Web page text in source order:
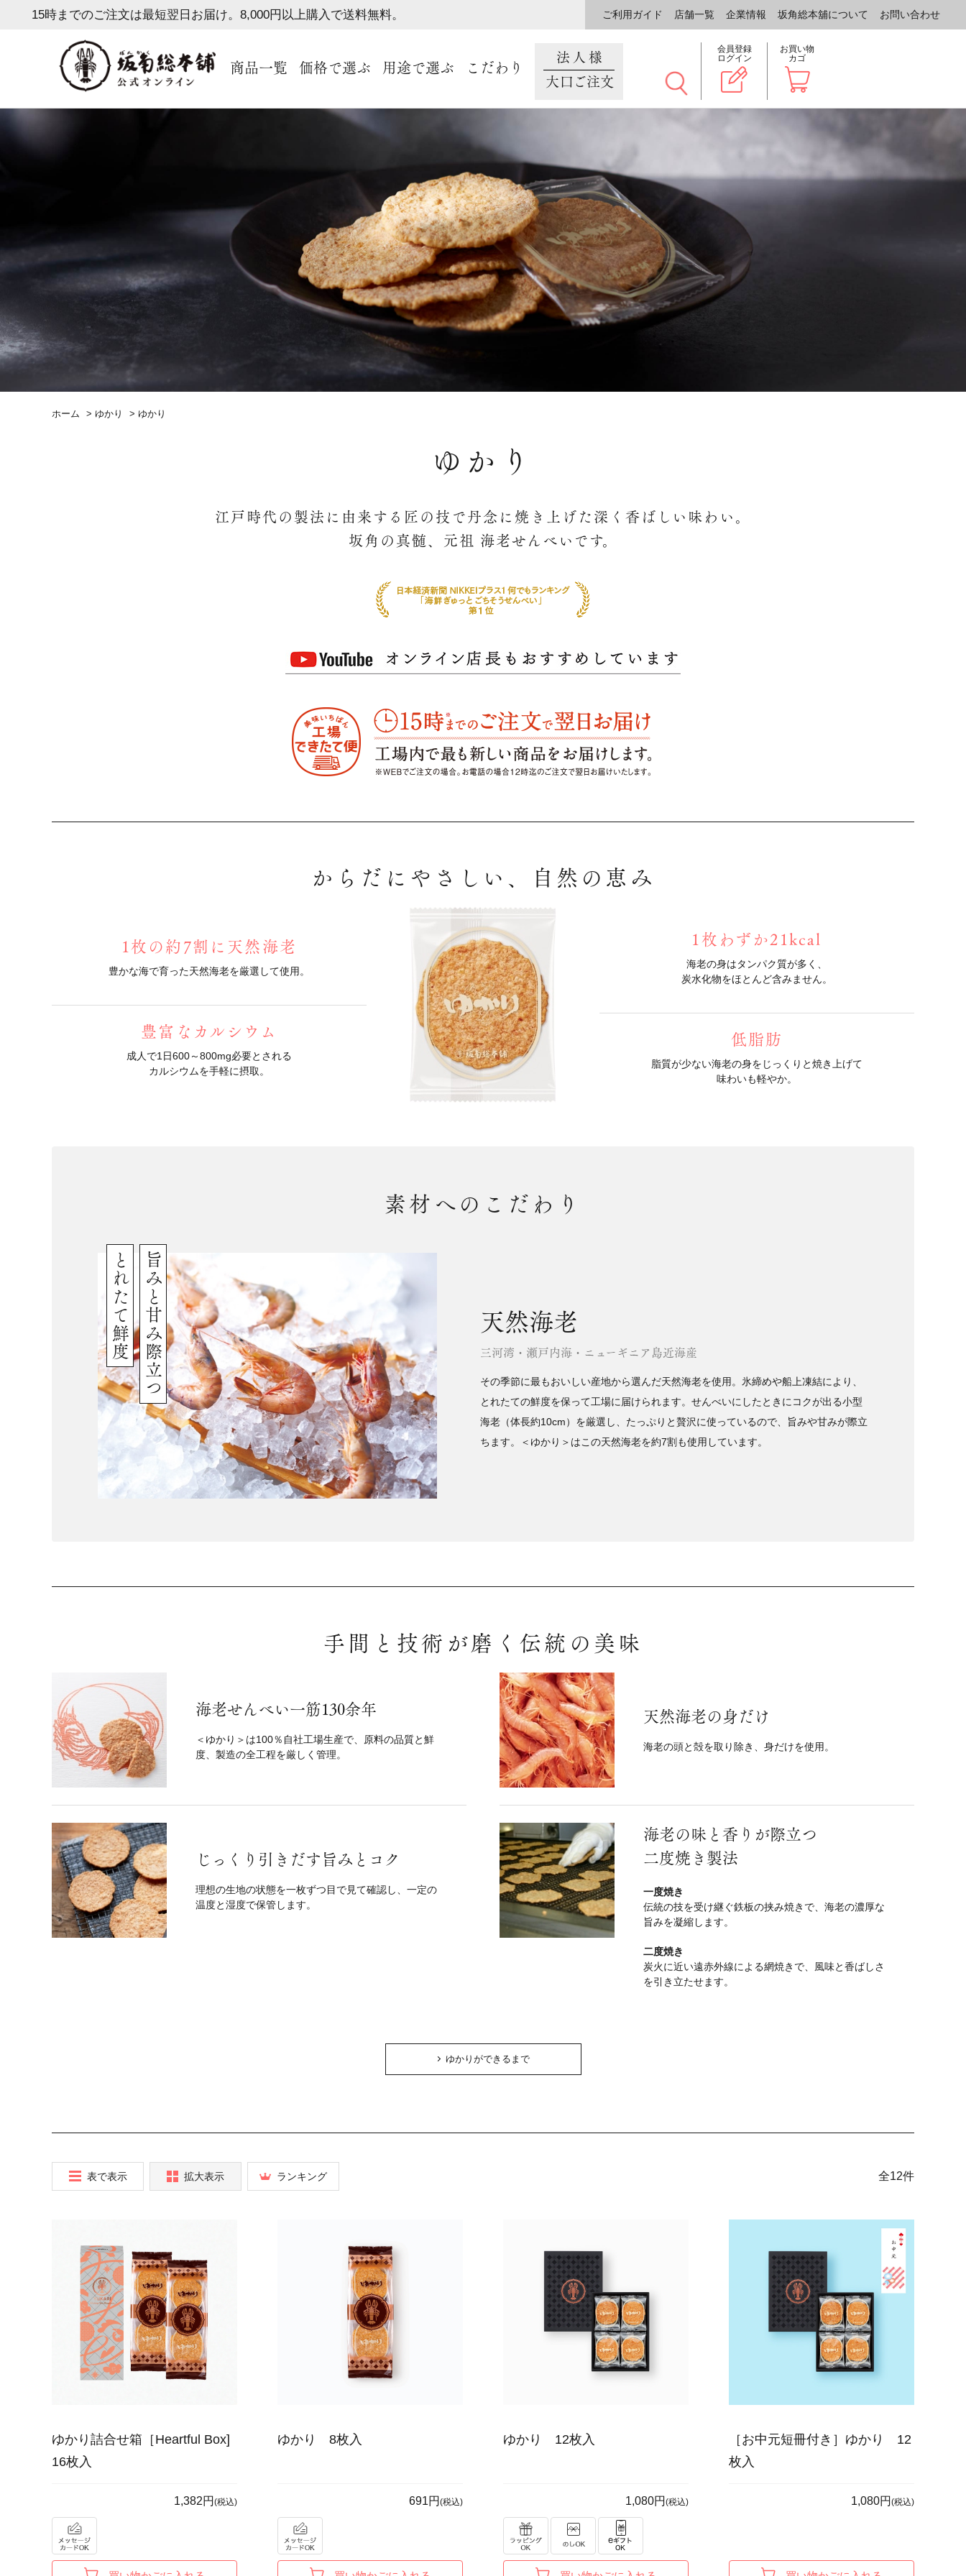
15時までのご注文は最短翌日お届け。8,000円以上購入で送料無料。 ご利用ガイド 店舗一覧 企業情報 坂角総本舖について お問い合わせ
商品一覧 価格で選ぶ 用途で選ぶ こだわり
法人様
大口ご注文
会員登録
ログイン
お買い物
カゴ
ホーム > ゆかり > ゆかり
ゆかり
江戸時代の製法に由来する匠の技で丹念に焼き上げた深く香ばしい味わい。
坂角の真髄、元祖 海老せんべいです。
からだにやさしい、自然の恵み
1枚の約7割に天然海老
豊かな海で育った天然海老を厳選して使用。
豊富なカルシウム
成人で1日600～800mg必要とされる
カルシウムを手軽に摂取。
1枚わずか21kcal
海老の身はタンパク質が多く、
炭水化物をほとんど含みません。
低脂肪
脂質が少ない海老の身をじっくりと焼き上げて
味わいも軽やか。
素材へのこだわり
旨みと甘み際立つ
とれたて鮮度 天然海老
三河湾・瀬戸内海・ニューギニア島近海産
その季節に最もおいしい産地から選んだ天然海老を使用。氷締めや船上凍結により、
とれたての鮮度を保って工場に届けられます。せんべいにしたときにコクが出る小型
海老（体長約10cm）を厳選し、たっぷりと贅沢に使っているので、旨みや甘みが際立
ちます。＜ゆかり＞はこの天然海老を約7割も使用しています。
手間と技術が磨く伝統の美味
海老せんべい一筋130余年
＜ゆかり＞は100％自社工場生産で、原料の品質と鮮
度、製造の全工程を厳しく管理。
天然海老の身だけ
海老の頭と殻を取り除き、身だけを使用。
じっくり引きだす旨みとコク
理想の生地の状態を一枚ずつ目で見て確認し、一定の
温度と湿度で保管します。
海老の味と香りが際立つ
二度焼き製法
一度焼き
伝統の技を受け継ぐ鉄板の挟み焼きで、海老の濃厚な
旨みを凝縮します。
二度焼き
炭火に近い遠赤外線による網焼きで、風味と香ばしさ
を引き立たせます。
ゆかりができるまで
拡大表示
表で表示 ランキング 全12件
ゆかり詰合せ箱［Heartful Box]
16枚入
1,382円 (税込)
ゆかり 8枚入
691円 (税込)
ゆかり 12枚入
1,080円 (税込)
［お中元短冊付き］ゆかり 12
枚入
1,080円 (税込)